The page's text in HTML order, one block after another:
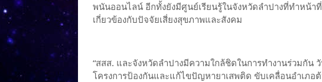
พนันออนไลน์ อีกทั้งยังมีศูนย์เรียนรู้ในจังหวัดลำปางที่ทำหน้า
เกี่ยวข้องกับปัจจัยเสี่ยงสุขภาพและสังคม
“สสส. และจังหวัดลำปางมีความใกล้ชิดในการทำงานร่วมกัน
โครงการป้องกันและแก้ไขปัญหายาเสพติด ขับเคลื่อนอำเภ